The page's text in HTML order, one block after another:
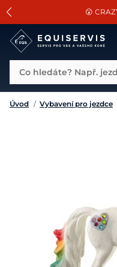
SLEVA
😮
📐Pasování a
Úvod / Vybavení pro jezdce